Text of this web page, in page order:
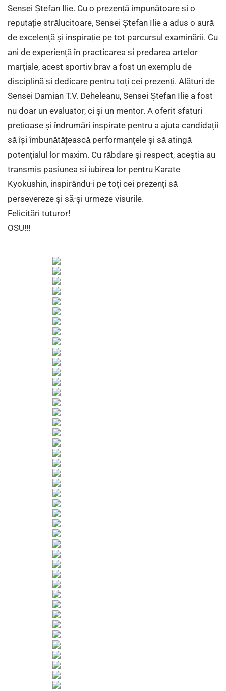
Sensei Ștefan Ilie. Cu o prezență impunătoare și o
reputație strălucitoare, Sensei Ștefan Ilie a adus o aură
de excelență și inspirație pe tot parcursul examinării. Cu
ani de experiență în practicarea și predarea artelor
marțiale, acest sportiv brav a fost un exemplu de
disciplină și dedicare pentru toți cei prezenți. Alături de
Sensei Damian T.V. Deheleanu, Sensei Ștefan Ilie a fost
nu doar un evaluator, ci și un mentor. A oferit sfaturi
prețioase și îndrumări inspirate pentru a ajuta candidații
să își îmbunătățească performanțele și să atingă
potențialul lor maxim. Cu răbdare și respect, aceștia au
transmis pasiunea și iubirea lor pentru Karate
Kyokushin, inspirându-i pe toți cei prezenți să
persevereze și să-și urmeze visurile.
Felicitări tuturor!
OSU!!!